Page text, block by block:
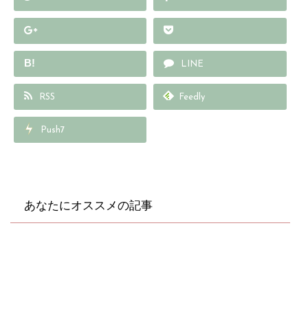
B! LINE
RSS Feedly
Push7
あなたにオススメの記事